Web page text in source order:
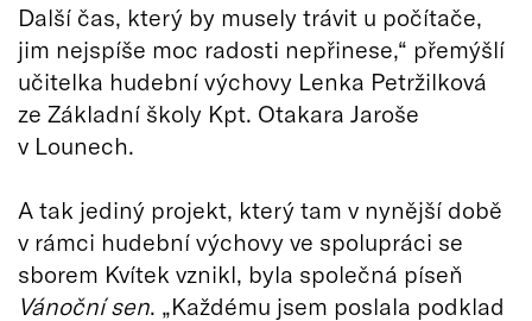
Další čas, který by musely trávit u počítače,
jim nejspíše moc radosti nepřinese,“ přemýšlí
učitelka hudební výchovy Lenka Petržilková
ze Základní školy Kpt. Otakara Jaroše
v Lounech.
A tak jediný projekt, který tam v nynější době
v rámci hudební výchovy ve spolupráci se
sborem Kvítek vznikl, byla společná píseň
Vánoční sen. „Každému jsem poslala podklad